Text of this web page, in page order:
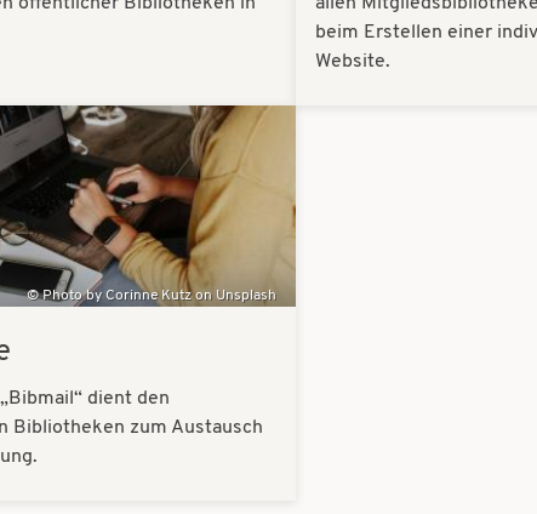
beim Erstellen einer
Website.
Photo by Corinne Kutz on Unsplash
dient den
Bibliotheken zum Austausch